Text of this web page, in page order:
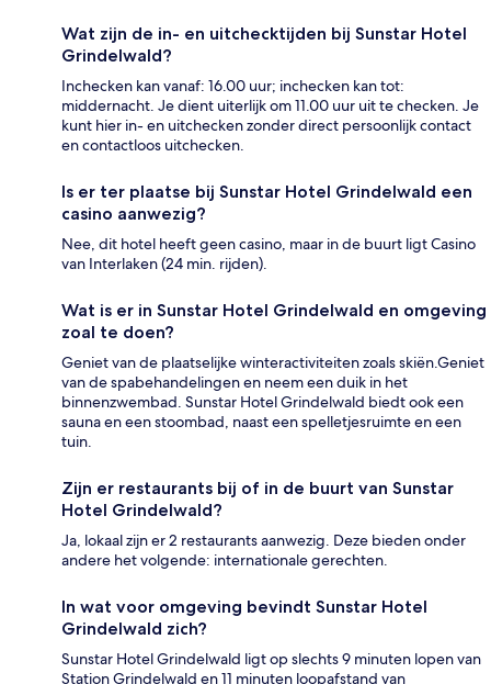
Wat zijn de in- en uitchecktijden bij Sunstar Hotel
Grindelwald?
Inchecken kan vanaf: 16.00 uur; inchecken kan tot:
middernacht. Je dient uiterlijk om 11.00 uur uit te checken. Je
kunt hier in- en uitchecken zonder direct persoonlijk contact
en contactloos uitchecken.
Is er ter plaatse bij Sunstar Hotel Grindelwald een
casino aanwezig?
Nee, dit hotel heeft geen casino, maar in de buurt ligt Casino
van Interlaken (24 min. rijden).
Wat is er in Sunstar Hotel Grindelwald en omgeving
zoal te doen?
Geniet van de plaatselijke winteractiviteiten zoals skiën.Geniet
van de spabehandelingen en neem een duik in het
binnenzwembad. Sunstar Hotel Grindelwald biedt ook een
sauna en een stoombad, naast een spelletjesruimte en een
tuin.
Zijn er restaurants bij of in de buurt van Sunstar
Hotel Grindelwald?
Ja, lokaal zijn er 2 restaurants aanwezig. Deze bieden onder
andere het volgende: internationale gerechten.
In wat voor omgeving bevindt Sunstar Hotel
Grindelwald zich?
Sunstar Hotel Grindelwald ligt op slechts 9 minuten lopen van
Station Grindelwald en 11 minuten loopafstand van